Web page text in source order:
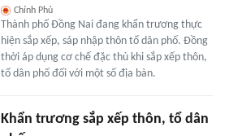
Chính Phủ
Thành phố Đồng Nai đang khẩn trương thực
hiện sắp xếp, sáp nhập thôn tổ dân phố. Đồng
thời áp dụng cơ chế đặc thù khi sắp xếp thôn,
tổ dân phố đối với một số địa bàn.
Khẩn trương sắp xếp thôn, tổ dân